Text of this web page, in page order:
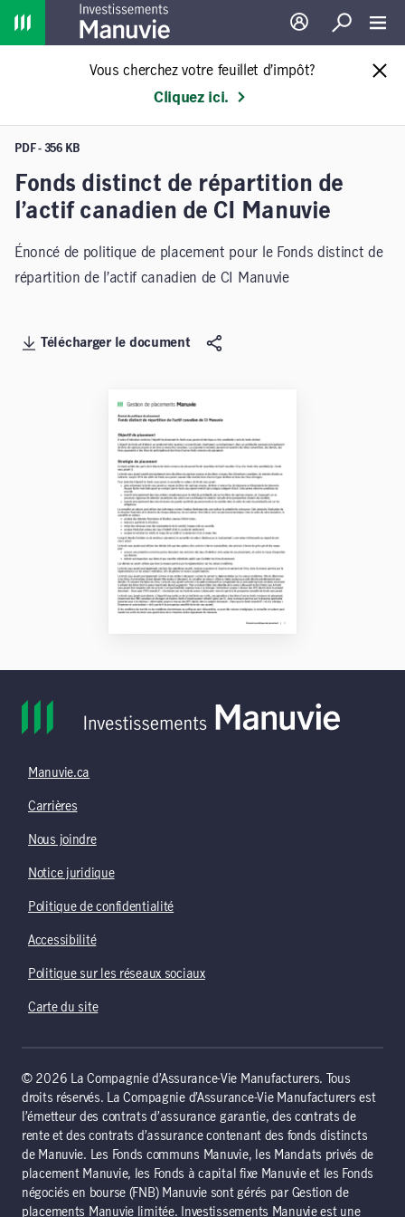
Home
Ouverture de
Recherche
Vous cherchez votre feuillet d’impôt?
Cliquez ici.
PDF - 356 KB
Fonds distinct de répartition de
l’actif canadien de CI Manuvie
Énoncé de politique de placement pour le Fonds distinct de
répartition de l’actif canadien de CI Manuvie
Télécharger le document
Manuvie.ca
Carrières
Nous joindre
Notice juridique
Politique de confidentialité
Accessibilité
Politique sur les réseaux sociaux
Carte du site
© 2026 La Compagnie d’Assurance-Vie Manufacturers. Tous
droits réservés. La Compagnie d’Assurance-Vie Manufacturers est
l’émetteur des contrats d’assurance garantie, des contrats de
rente et des contrats d’assurance contenant des fonds distincts
de Manuvie. Les Fonds communs Manuvie, les Mandats privés de
placement Manuvie, les Fonds à capital fixe Manuvie et les Fonds
négociés en bourse (FNB) Manuvie sont gérés par Gestion de
placements Manuvie limitée. Investissements Manuvie est une